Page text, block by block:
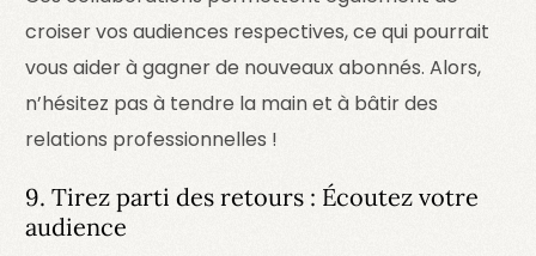
croiser vos audiences respectives, ce qui pourrait
vous aider à gagner de nouveaux abonnés. Alors,
n’hésitez pas à tendre la main et à bâtir des
relations professionnelles !
9. Tirez parti des retours : Écoutez votre
audience